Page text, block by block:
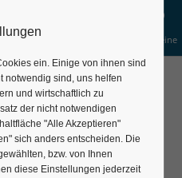
Gutscheine
Gruppen
ein. Einige von ihnen sind
notwendig sind, uns helfen
und wirtschaftlich zu
der nicht notwendigen
"Alle Akzeptieren"
sich anders entscheiden. Die
bzw. von Ihnen
diese Einstellungen jederzeit